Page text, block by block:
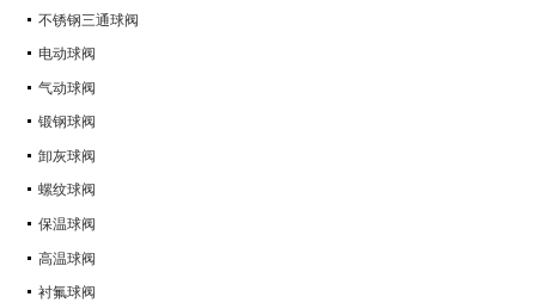
不锈钢三通球阀
电动球阀
气动球阀
锻钢球阀
卸灰球阀
螺纹球阀
保温球阀
高温球阀
衬氟球阀